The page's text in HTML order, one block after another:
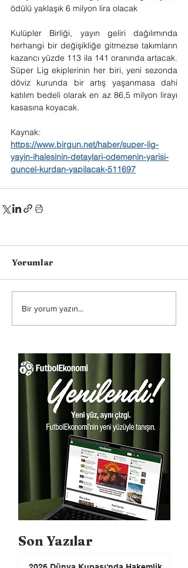
ödülü yaklaşık 6 milyon lira olacak
Kulüpler Birliği, yayın geliri dağılımında
herhangi bir değişikliğe gitmezse takımların
kazancı yüzde 113 ila 141 oranında artacak.
Süper Lig ekiplerinin her biri, yeni sezonda
döviz kurunda bir artış yaşanmasa dahi
katılım bedeli olarak en az 86,5 milyon lirayı
kasasına koyacak.
Kaynak:
https://www.birgun.net/haber/super-lig-
yayin-ihalesinin-detaylari-odemenin-yarisi-
guncel-kurdan-yapilacak-511697
Yorumlar
Bir yorum yazın...
Son Yazılar